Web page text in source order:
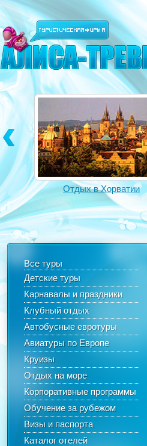
Отдых в Хорватии
Все туры
Детские туры
Карнавалы и праздники
Клубный отдых
Автобусные евротуры
Авиатуры по Европе
Круизы
Отдых на море
Корпоративные программы
Обучение за рубежом
Визы и паспорта
Каталог отелей